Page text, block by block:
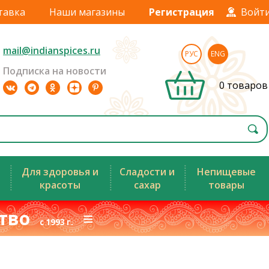
Наши магазины Регистрация
mail@indianspices.ru
Подписка на новости
РУС ENG
0 товаров
Для здоровья и
красоты
Сладости и
сахар
Непищевые
товары
с 1993 г.≡